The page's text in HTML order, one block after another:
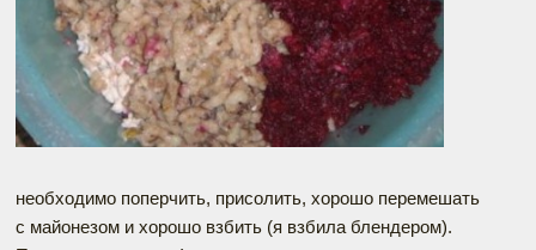
необходимо поперчить, присолить, хорошо перемешать
с майонезом и хорошо взбить (я взбила блендером).